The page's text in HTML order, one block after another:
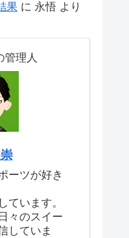
果 に 永悟 より
管理人
ーツが好き
ています。
々のスイー
していま